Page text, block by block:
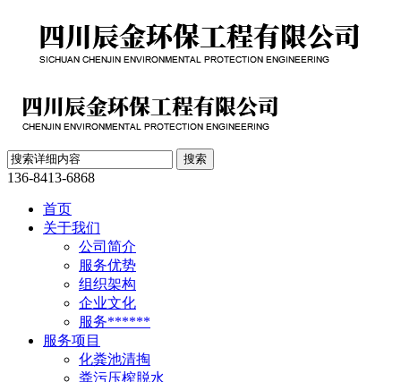
136-8413-6868
首页
关于我们
公司简介
服务优势
组织架构
企业文化
服务******
服务项目
化粪池清掏
粪污压榨脱水